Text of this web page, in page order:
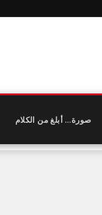
صورة… أبلغ من الكلام